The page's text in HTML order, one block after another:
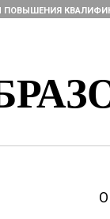
ПОВЫШЕНИЯ